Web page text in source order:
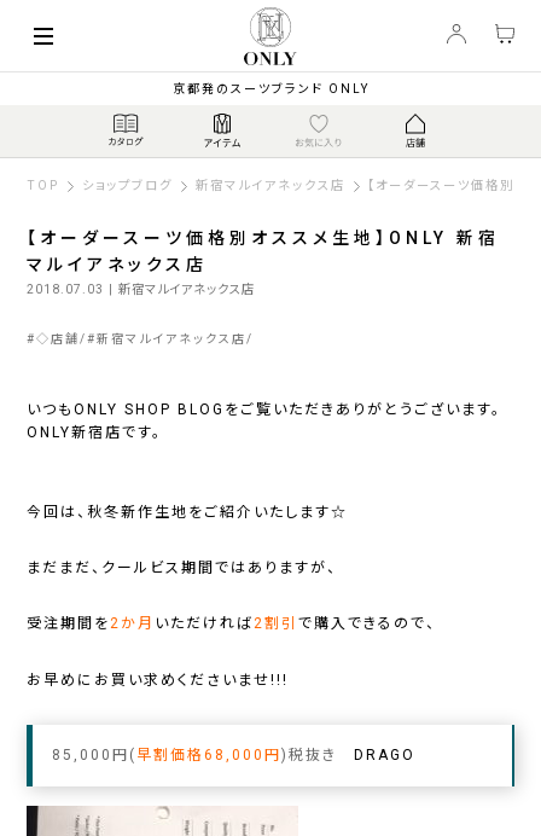
京都発のスーツブランド ONLY
TOP ショップブログ 新宿マルイアネックス店 【オーダースーツ価格別オ
【オーダースーツ価格別オススメ生地】ONLY 新宿
マルイアネックス店
2018.07.03 | 新宿マルイアネックス店
#◇店舗 #新宿マルイアネックス店
いつもONLY SHOP BLOGをご覧いただきありがとうございます。
ONLY新宿店です。
今回は、秋冬新作生地をご紹介いたします☆
まだまだ、クールビス期間ではありますが、
受注期間を2か月 いただければ2割引で購入できるので、
お早めにお買い求めくださいませ!!!
85,000円( 早割価格68,000円)税抜き DRAGO